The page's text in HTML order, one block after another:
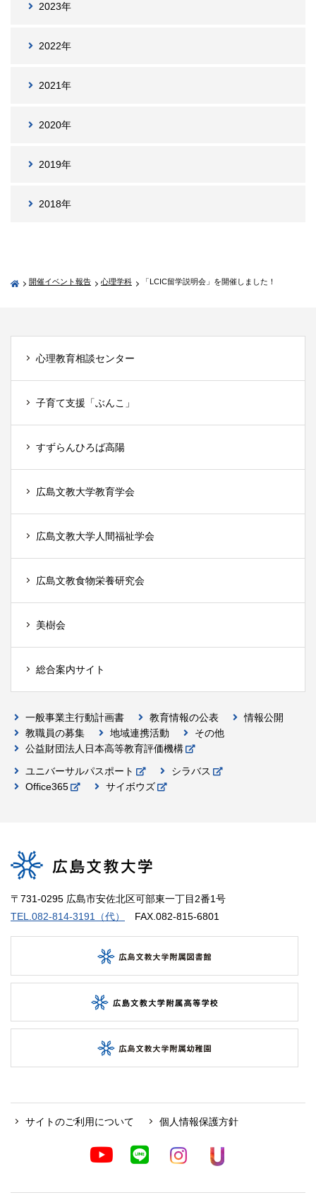
2023年
2022年
2021年
2020年
2019年
2018年
開催イベント報告 心理学科 「LCIC留学説明会」を開催しました！
心理教育相談センター
子育て支援「ぶんこ」
すずらんひろば高陽
広島文教大学教育学会
広島文教大学人間福祉学会
広島文教食物栄養研究会
美樹会
総合案内サイト
一般事業主行動計画書 教育情報の公表
情報公開
教職員の募集
地域連携活動
その他
公益財団法人日本高等教育評価機構
ユニバーサルパスポート
シラバス
Office365
サイボウズ
〒731-0295 広島市安佐北区可部東一丁目2番1号
TEL.082-814-3191（代）
FAX.082-815-6801
サイトのご利用について 個人情報保護方針